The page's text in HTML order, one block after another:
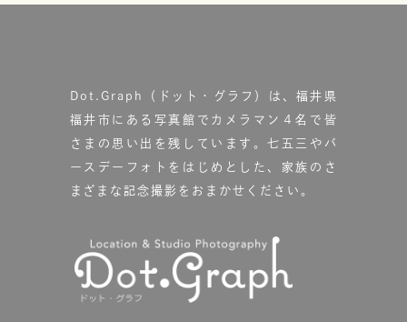
Dot.Graph（ドット・グラフ）は、福井県
福井市にある写真館で カメラマン４名で皆
さまの思い出を残しています。七五三やバ
ースデーフォトをはじめとした、家族のさ
まざまな記念撮影をおまかせください。